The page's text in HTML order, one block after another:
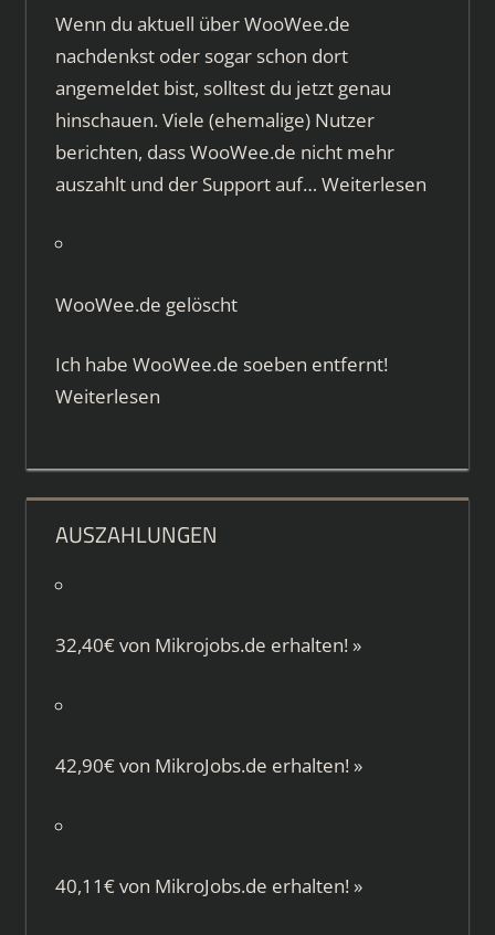
Wenn du aktuell über WooWee.de
nachdenkst oder sogar schon dort
angemeldet bist, solltest du jetzt genau
hinschauen. Viele (ehemalige) Nutzer
berichten, dass WooWee.de nicht mehr
auszahlt und der Support auf… Weiterlesen
WooWee.de gelöscht
Ich habe WooWee.de soeben entfernt!
Weiterlesen
AUSZAHLUNGEN
32,40€ von Mikrojobs.de erhalten! »
42,90€ von MikroJobs.de erhalten! »
40,11€ von MikroJobs.de erhalten! »